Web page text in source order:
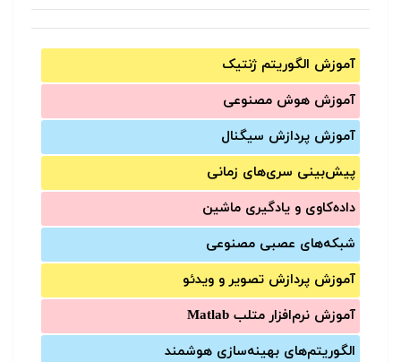
آموزش الگوریتم ژنتیک
آموزش‌ هوش مصنوعی
آموزش‌ پردازش سیگنال
پیش‌‌بینی سری‌‌های زمانی
داده‌کاوی و یادگیری ماشین
شبکه‌های عصبی مصنوعی
آموزش‌ پردازش تصویر و ویدئو
آموزش‌ نرم‌افزار متلب Matlab
الگوریتم‌های بهینه‌سازی هوشمند